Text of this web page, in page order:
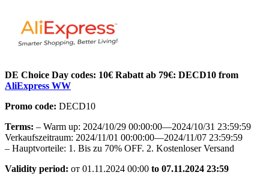
DE Choice Day codes: 10€ Rabatt ab 79€: DECD10 from
AliExpress WW
Promo code: DECD10
Terms: – Warm up: 2024/10/29 00:00:00—2024/10/31 23:59:59
Verkaufszeitraum: 2024/11/01 00:00:00—2024/11/07 23:59:59
– Hauptvorteile: 1. Bis zu 70% OFF. 2. Kostenloser Versand
Validity period: от 01.11.2024 00:00 to 07.11.2024 23:59